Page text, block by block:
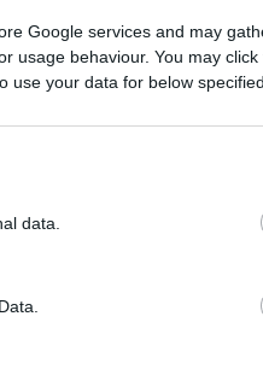
Google services and may
usage behaviour. You may
use your data for below
data.
i dati storici, indica
il numero totale di
prossimo. Le
iniziali che